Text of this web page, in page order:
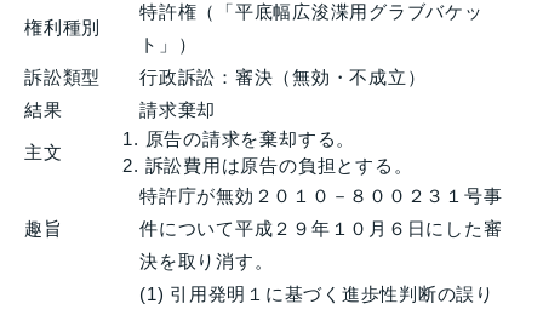
権利種別
特許権（「平底幅広浚渫用グラブバケッ
ト」）
訴訟類型
行政訴訟：審決（無効・不成立）
結果
請求棄却
主文
原告の請求を棄却する。
訴訟費用は原告の負担とする。
趣旨
特許庁が無効２０１０－８００２３１号事
件について平成２９年１０月６日にした審
決を取り消す。
(1) 引用発明１に基づく進歩性判断の誤り